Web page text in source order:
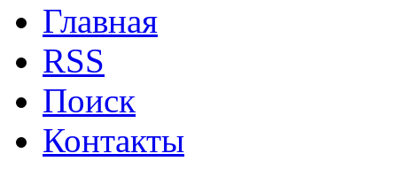
Главная
RSS
Поиск
Контакты